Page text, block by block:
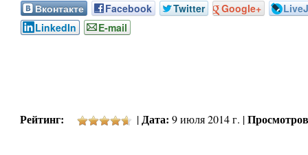
Вконтакте Facebook Twitter Google+
LinkedIn
E-mail
Рейтинг: | Дата: 9 июля 2014 г. |